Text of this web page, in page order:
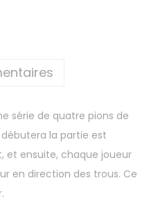
série de quatre pions de
la partie est
et ensuite, chaque joueur
en direction des trous. Ce